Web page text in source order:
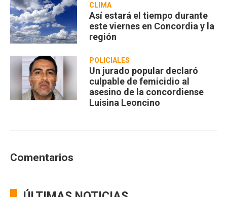
CLIMA
Así estará el tiempo durante
este viernes en Concordia y la
región
POLICIALES
Un jurado popular declaró
culpable de femicidio al
asesino de la concordiense
Luisina Leoncino
Comentarios